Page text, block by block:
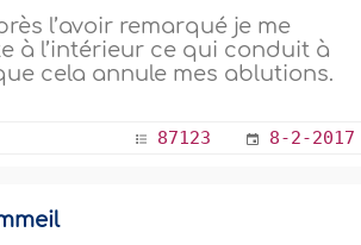
l’avoir remarqué je me
à l’intérieur ce qui conduit à
cela annule mes ablutions.
87123 8-2-2017